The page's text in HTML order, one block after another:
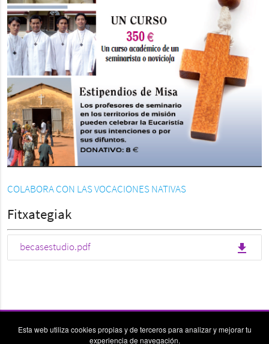
COLABORA CON LAS VOCACIONES NATIVAS
Fitxategiak
becasestudio.pdf file_download
Esta web utiliza cookies propias y de terceros para analizar y mejorar tu
experiencia de navegación.